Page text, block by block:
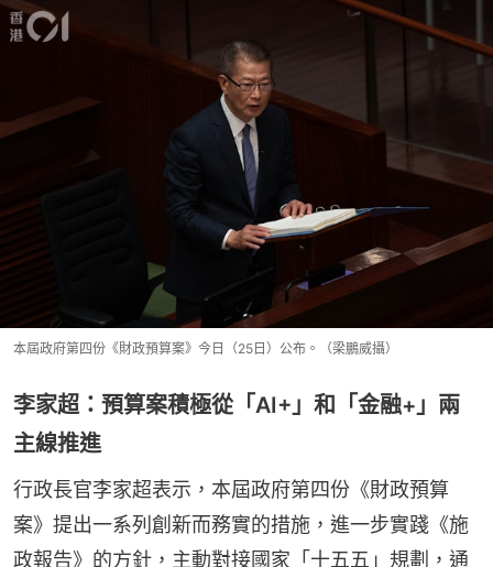
本屆政府第四份《財政預算案》今日（25日）公布。（梁鵬威攝）
李家超：預算案積極從「AI+」和「金融+」兩
主線推進
行政長官李家超表示，本屆政府第四份《財政預算
案》提出一系列創新而務實的措施，進一步實踐《施
政報告》的方針，主動對接國家「十五五」規劃，通